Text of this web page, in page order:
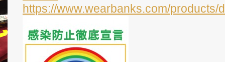
https://www.wearbanks.com/products/